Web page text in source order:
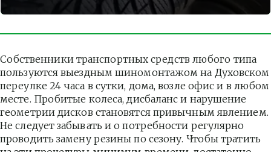
Собственники транспортных средств любого типа
пользуются выездным шиномонтажом на Духовском
переулке 24 часа в сутки, дома, возле офис и в любом
месте. Пробитые колеса, дисбаланс и нарушение
геометрии дисков становятся привычным явлением.
Не следует забывать и о потребности регулярно
проводить замену резины по сезону. Чтобы тратить